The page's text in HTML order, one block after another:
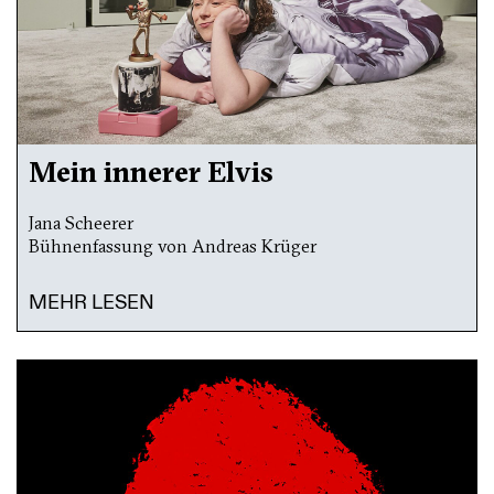
Mein innerer Elvis
Jana Scheerer
Bühnenfassung von Andreas Krüger
MEHR LESEN